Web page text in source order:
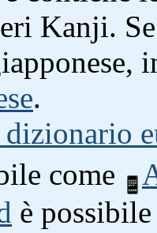
Kanji.
.
come
è